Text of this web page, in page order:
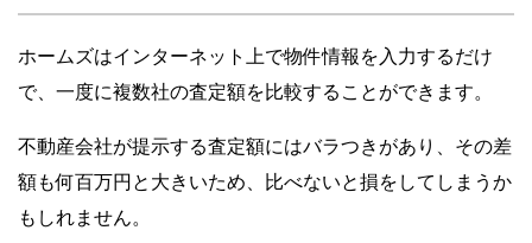
ホームズはインターネット上で物件情報を入力するだけ
で、一度に複数社の査定額を比較することができます。
不動産会社が提示する査定額にはバラつきがあり、その差
額も何百万円と大きいため、比べないと損をしてしまうか
もしれません。